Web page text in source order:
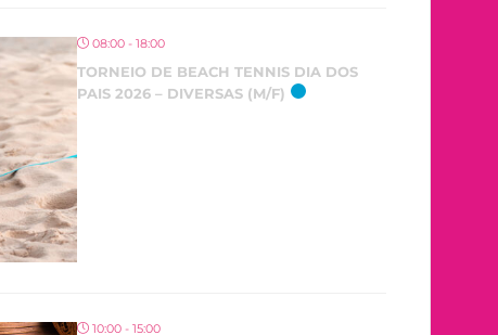
08:00 - 18:00
TORNEIO DE BEACH TENNIS DIA DOS
PAIS 2026 – DIVERSAS (M/F)
10:00 - 15:00